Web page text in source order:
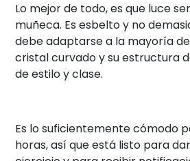
Lo mejor de todo, es que luce
muñeca. Es esbelto y no
debe adaptarse a la mayoría
cristal curvado y su estructura
de estilo y clase.
Es lo suficientemente cómodo
horas, así que está listo para